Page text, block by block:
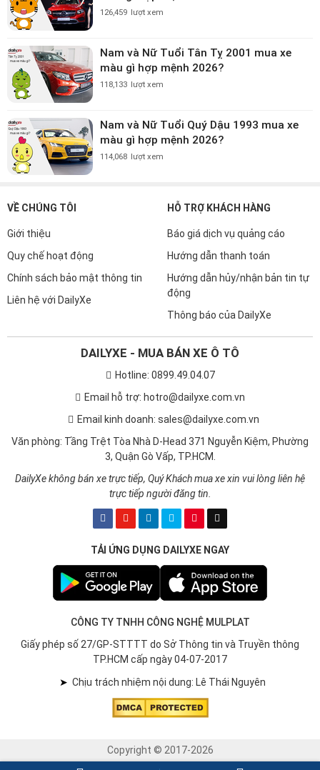
126,459 lượt xem
Nam và Nữ Tuổi Tân Tỵ 2001 mua xe
màu gì hợp mệnh 2026?
118,133 lượt xem
Nam và Nữ Tuổi Quý Dậu 1993 mua xe
màu gì hợp mệnh 2026?
114,068 lượt xem
VỀ CHÚNG TÔI
Giới thiệu
Quy chế hoạt động
Chính sách bảo mật thông tin
Liên hệ với DailyXe
HỖ TRỢ KHÁCH HÀNG
Báo giá dịch vụ quảng cáo
Hướng dẫn thanh toán
Hướng dẫn hủy/nhận bản tin tự
động
Thông báo của DailyXe
DAILYXE - MUA BÁN XE Ô TÔ
Hotline: 0899.49.04.07
Email hỗ trợ: hotro@dailyxe.com.vn
Email kinh doanh: sales@dailyxe.com.vn
Văn phòng: Tầng Trệt Tòa Nhà D-Head 371 Nguyễn Kiệm, Phường
3, Quận Gò Vấp, TP.HCM.
DailyXe không bán xe trực tiếp, Quý Khách mua xe xin vui lòng liên hệ
trực tiếp người đăng tin.
TẢI ỨNG DỤNG DAILYXE NGAY
CÔNG TY TNHH CÔNG NGHỆ MULPLAT
Giấy phép số 27/GP-STTTT do Sở Thông tin và Truyền thông
TP.HCM cấp ngày 04-07-2017
➤ Chịu trách nhiệm nội dung: Lê Thái Nguyên
Copyright © 2017-2026